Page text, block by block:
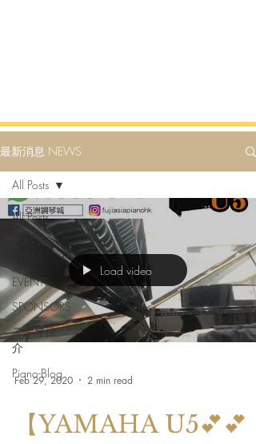
最新消息 NEWS
All Posts
MASTER
EVENTS
SPONSORS
二手琴推
介
Piano-Blog
All Posts
Load video
Feb 29, 2020 2 min read
【YAMAHA U5💕💕